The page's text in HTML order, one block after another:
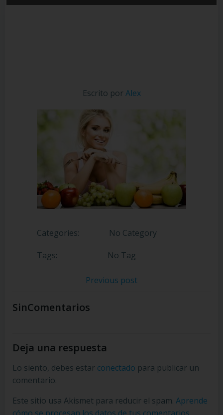
Escrito por Alex
Categories: No Category
Tags: No Tag
Navegación
de
Previous post
SinComentarios
Deja una respuesta
Lo siento, debes estar conectado para publicar un
comentario.
Este sitio usa Akismet para reducir el spam. Aprende